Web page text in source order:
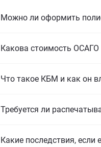
Можно ли оформить
Какова стоимость ОСАГО
Что такое КБМ и как он
Требуется ли
Какие последствия, если